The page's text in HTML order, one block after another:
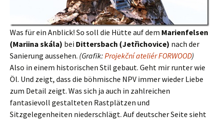
Was für ein Anblick! So soll die Hütte auf dem Marienfelsen
(Mariina skála) bei Dittersbach (Jetřichovice) nach der
Sanierung aussehen. (Grafik: Projekční ateliér FORWOOD)
Also in einem historischen Stil gebaut. Geht mir runter wie
Öl. Und zeigt, dass die böhmische NPV immer wieder Liebe
zum Detail zeigt. Was sich ja auch in zahlreichen
fantasievoll gestalteten Rastplätzen und
Sitzgelegenheiten niederschlägt. Auf deutscher Seite sieht